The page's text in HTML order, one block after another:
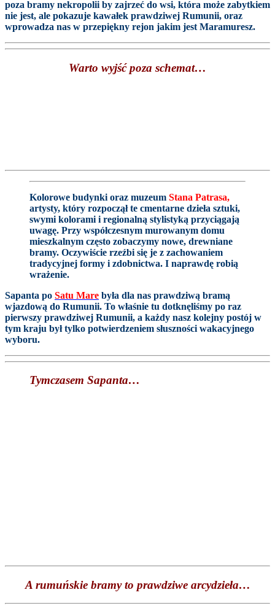
poza bramy nekropolii by zajrzeć do wsi, która może zabytkiem
nie jest, ale pokazuje kawałek prawdziwej Rumunii, oraz
wprowadza nas w przepiękny rejon jakim jest Maramuresz.
Warto wyjść poza schemat…
Kolorowe budynki oraz muzeum Stana Patrasa,
artysty, który rozpoczął te cmentarne dzieła sztuki,
swymi kolorami i regionalną stylistyką przyciągają
uwagę. Przy współczesnym murowanym domu
mieszkalnym często zobaczymy nowe, drewniane
bramy. Oczywiście rzeźbi się je z zachowaniem
tradycyjnej formy i zdobnictwa. I naprawdę robią
wrażenie.
Sapanta po Satu Mare była dla nas prawdziwą bramą
wjazdową do Rumunii. To właśnie tu dotknęliśmy po raz
pierwszy prawdziwej Rumunii, a każdy nasz kolejny postój w
tym kraju był tylko potwierdzeniem słuszności wakacyjnego
wyboru.
Tymczasem Sapanta…
A rumuńskie bramy to prawdziwe arcydzieła…